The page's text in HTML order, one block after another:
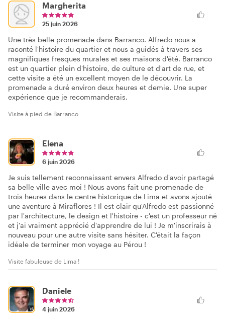
Margherita
25 juin 2026
Une très belle promenade dans Barranco. Alfredo nous a
raconté l'histoire du quartier et nous a guidés à travers ses
magnifiques fresques murales et ses maisons d'été. Barranco
est un quartier plein d'histoire, de culture et d'art de rue, et
cette visite a été un excellent moyen de le découvrir. La
promenade a duré environ deux heures et demie. Une super
expérience que je recommanderais.
Visite à pied de Barranco
Elena
6 juin 2026
Je suis tellement reconnaissant envers Alfredo d'avoir partagé
sa belle ville avec moi ! Nous avons fait une promenade de
trois heures dans le centre historique de Lima et avons ajouté
une aventure à Miraflores ! Il est clair qu'Alfredo est passionné
par l'architecture, le design et l'histoire - c'est un professeur né
et j'ai vraiment apprécié d'apprendre de lui ! Je m'inscrirais à
nouveau pour une autre visite sans hésiter. C'était la façon
idéale de terminer mon voyage au Pérou !
Visite fabuleuse de Lima !
Daniele
4 juin 2026